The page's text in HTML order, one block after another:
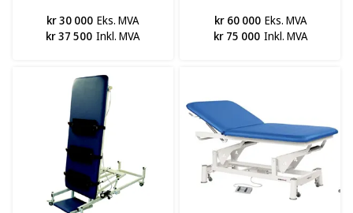
kr 30 000 Eks. MVA
kr 37 500 Inkl. MVA
kr 60 000 Eks. MVA
kr 75 000 Inkl. MVA